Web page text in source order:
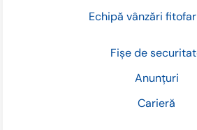
Fișe de
Anunțuri
Carieră
Echipă vânzări